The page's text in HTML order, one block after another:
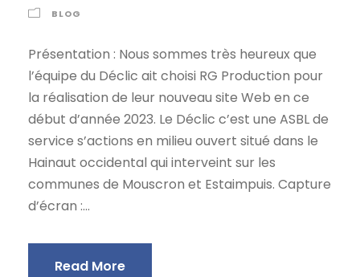
BLOG
Présentation : Nous sommes très heureux que
l’équipe du Déclic ait choisi RG Production pour
la réalisation de leur nouveau site Web en ce
début d’année 2023. Le Déclic c’est une ASBL de
service s’actions en milieu ouvert situé dans le
Hainaut occidental qui interveint sur les
communes de Mouscron et Estaimpuis. Capture
d’écran :...
Read More